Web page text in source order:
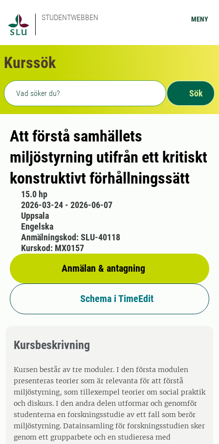
STUDENTWEBBEN MENY
Kurssök
Fritext sökning
Sök
Att förstå samhällets
miljöstyrning utifrån ett kritiskt
konstruktivt förhållningssätt
15.0 hp
2026-03-24 - 2026-06-07
Uppsala
Engelska
Anmälan & antagning
Anmälningskod: SLU-40118
Kurskod: MX0157
Schema i TimeEdit
Kursbeskrivning
Kursen består av tre moduler. I den första modulen
presenteras teorier som är relevanta för att förstå
miljöstyrning, som tillexempel teorier om social praktik
och diskurs. I den andra delen utformar och genomför
studenterna en forskningsstudie av ett fall som berör
miljöstyrning. Datainsamling för forskningsstudien sker
genom ett grupparbete och en studieresa med